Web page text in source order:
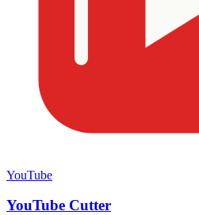
YouTube
YouTube Cutter